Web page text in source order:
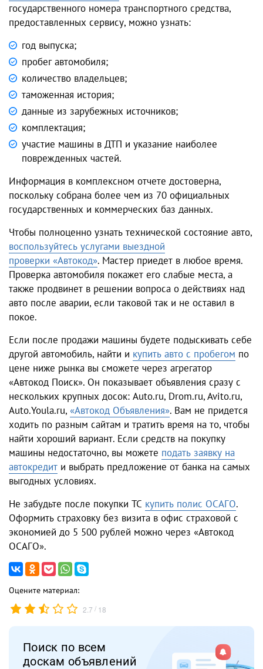
государственного номера транспортного средства,
предоставленных сервису, можно узнать:
год выпуска;
пробег автомобиля;
количество владельцев;
таможенная история;
данные из зарубежных источников;
комплектация;
участие машины в ДТП и указание наиболее
поврежденных частей.
Информация в комплексном отчете достоверна,
поскольку собрана более чем из 70 официальных
государственных и коммерческих баз данных.
Чтобы полноценно узнать технической состояние авто,
воспользуйтесь услугами выездной
проверки «Автокод». Мастер приедет в любое время.
Проверка автомобиля покажет его слабые места, а
также продвинет в решении вопроса о действиях над
авто после аварии, если таковой так и не оставил в
покое.
Если после продажи машины будете подыскивать себе
другой автомобиль, найти и купить авто с пробегом по
цене ниже рынка вы сможете через агрегатор
«Автокод Поиск». Он показывает объявления сразу с
нескольких крупных досок: Auto.ru, Drom.ru, Avito.ru,
Auto.Youla.ru, «Автокод Объявления». Вам не придется
ходить по разным сайтам и тратить время на то, чтобы
найти хороший вариант. Если средств на покупку
машины недостаточно, вы можете подать заявку на
автокредит и выбрать предложение от банка на самых
выгодных условиях.
Не забудьте после покупки ТС купить полис ОСАГО.
Оформить страховку без визита в офис страховой с
экономией до 5 500 рублей можно через «Автокод
ОСАГО».
Оцените материал:
2.7 / 18
Поиск по всем
доскам объявлений